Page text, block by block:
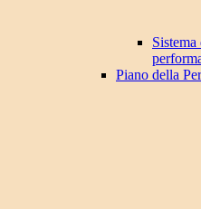
Piano della